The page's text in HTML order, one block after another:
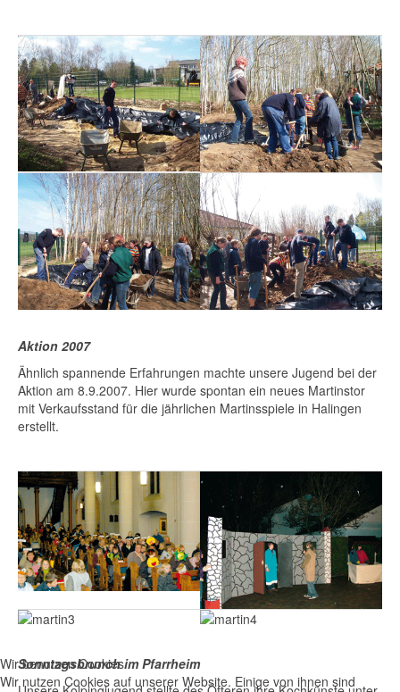
Aktion 2007
Ähnlich spannende Erfahrungen machte unsere Jugend bei der
Aktion am 8.9.2007. Hier wurde spontan ein neues Martinstor
mit Verkaufsstand für die jährlichen Martinsspiele in Halingen
erstellt.
Sonntagsbrunch im Pfarrheim
Wir benutzen Cookies
Wir nutzen Cookies auf unserer Website. Einige von ihnen sind